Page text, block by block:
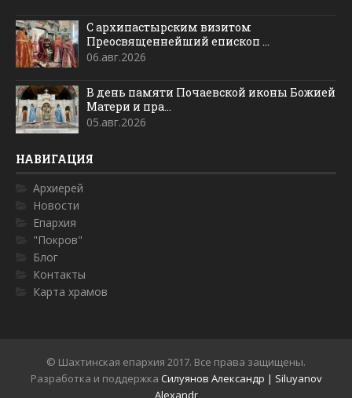
С архипастырским визитом
Преосвященнейший епископ ...
06.авг.2026
В день памяти Почаевской иконы Божией
Матери и пра...
05.авг.2026
НАВИГАЦИЯ
Архиерей
Новости
Епархия
"Покров"
Блог
Контакты
Карта храмов
© Шахтинская епархия 2017. Все права защищены.
Разработка и поддержка Силуянов Александр | Siluyanov
Alexandr